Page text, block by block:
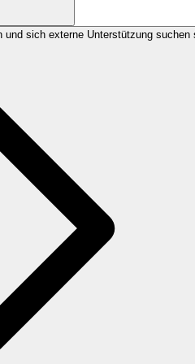
und sich externe Unterstützung suchen